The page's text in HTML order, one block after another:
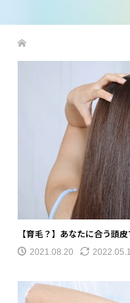
【育毛？】あなたに合う頭
2021.08.20